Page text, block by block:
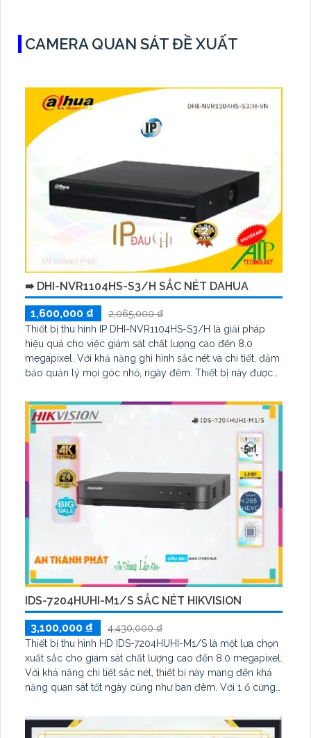
CAMERA QUAN SÁT ĐỀ XUẤT
➠ DHI-NVR1104HS-S3/H SẮC NÉT DAHUA
1,600,000 ₫
2,065,000 ₫
Thiết bị thu hình IP DHI-NVR1104HS-S3/H là giải pháp
hiệu quả cho việc giám sát chất lượng cao đến 8.0
megapixel. Với khả năng ghi hình sắc nét và chi tiết, đảm
bảo quản lý mọi góc nhỏ, ngày đêm. Thiết bị này được
dữ liệu theo chuẩn ONVIF, tiết kiệm chi phí cho các công
trình nhỏ
IDS-7204HUHI-M1/S SẮC NÉT HIKVISION
3,100,000 ₫
4,430,000 ₫
Thiết bị thu hình HD IDS-7204HUHI-M1/S là một lựa chọn
xuất sắc cho giám sát chất lượng cao đến 8.0 megapixel.
Với khả năng chi tiết sắc nét, thiết bị này mang đến khả
năng quan sát tốt ngày cũng như ban đêm. Với 1 ổ cứng
camera IP giá rẻ vào các công trình nhỏ trở nên dễ dàng
hơn